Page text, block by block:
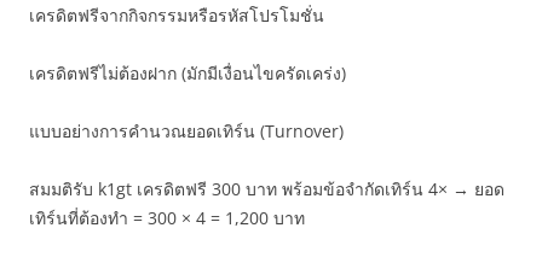
เครดิตฟรีจากกิจกรรมหรือรหัสโปรโมชั่น
เครดิตฟรีไม่ต้องฝาก (มักมีเงื่อนไขครัดเคร่ง)
แบบอย่างการคำนวณยอดเทิร์น (Turnover)
สมมติรับ k1gt เครดิตฟรี 300 บาท พร้อมข้อจำกัดเทิร์น 4× → ยอด
เทิร์นที่ต้องทำ = 300 × 4 = 1,200 บาท